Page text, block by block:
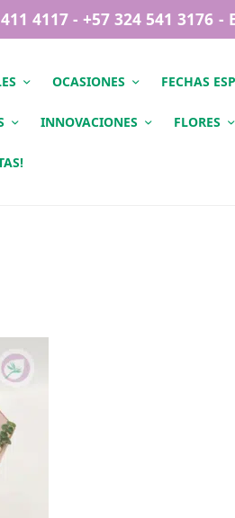
4117 - +57 324 541
OCASIONES FECHAS
INNOVACIONES FLORES